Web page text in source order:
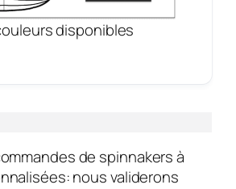
disponibles
de spinnakers à
nous validerons